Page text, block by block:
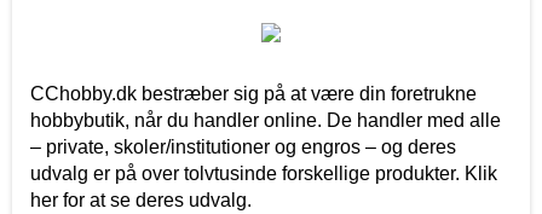
CChobby.dk bestræber sig på at være din foretrukne
hobbybutik, når du handler online. De handler med alle
– private, skoler/institutioner og engros – og deres
udvalg er på over tolvtusinde forskellige produkter. Klik
her for at se deres udvalg.